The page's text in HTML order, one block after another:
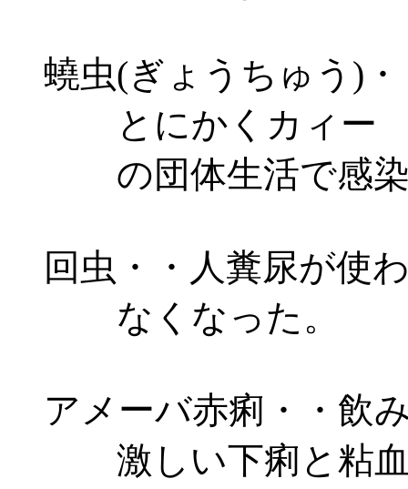
蟯虫(ぎょうちゅう)
とにかくカィー カ
の団体生活で感染
回虫・・人糞尿が使
なくなった。
アメーバ赤痢・・飲
激しい下痢と粘